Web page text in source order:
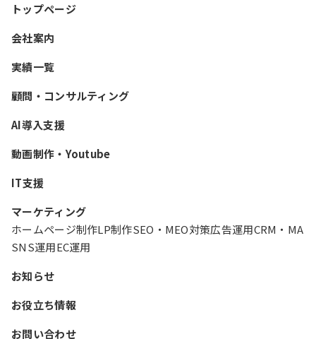
トップページ
会社案内
実績一覧
顧問・コンサルティング
AI導入支援
動画制作・Youtube
IT支援
マーケティング
ホームページ制作LP制作SEO・MEO対策広告運用CRM・MA
SNS運用EC運用
お知らせ
お役立ち情報
お問い合わせ